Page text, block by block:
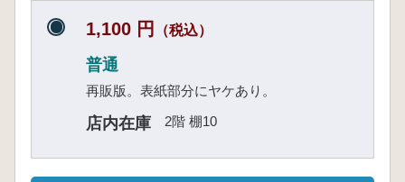
1,100 円 （税込）
普通
再販版。表紙部分にヤケあり。
店内在庫 2階 棚10